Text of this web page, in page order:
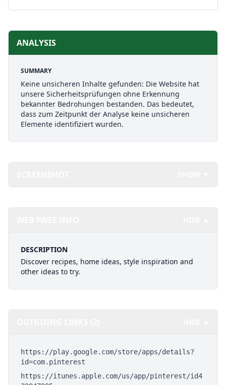
ANALYSIS
SUMMARY
Keine unsicheren Inhalte gefunden: Die Website hat
unsere Sicherheitsprüfungen ohne Erkennung
bekannter Bedrohungen bestanden. Das bedeutet,
dass zum Zeitpunkt der Analyse keine unsicheren
Elemente identifiziert wurden.
DESCRIPTION
Discover recipes, home ideas, style inspiration and
other ideas to try.
https://play.google.com/store/apps/details?
id=com.pinterest
https://itunes.apple.com/us/app/pinterest/id4